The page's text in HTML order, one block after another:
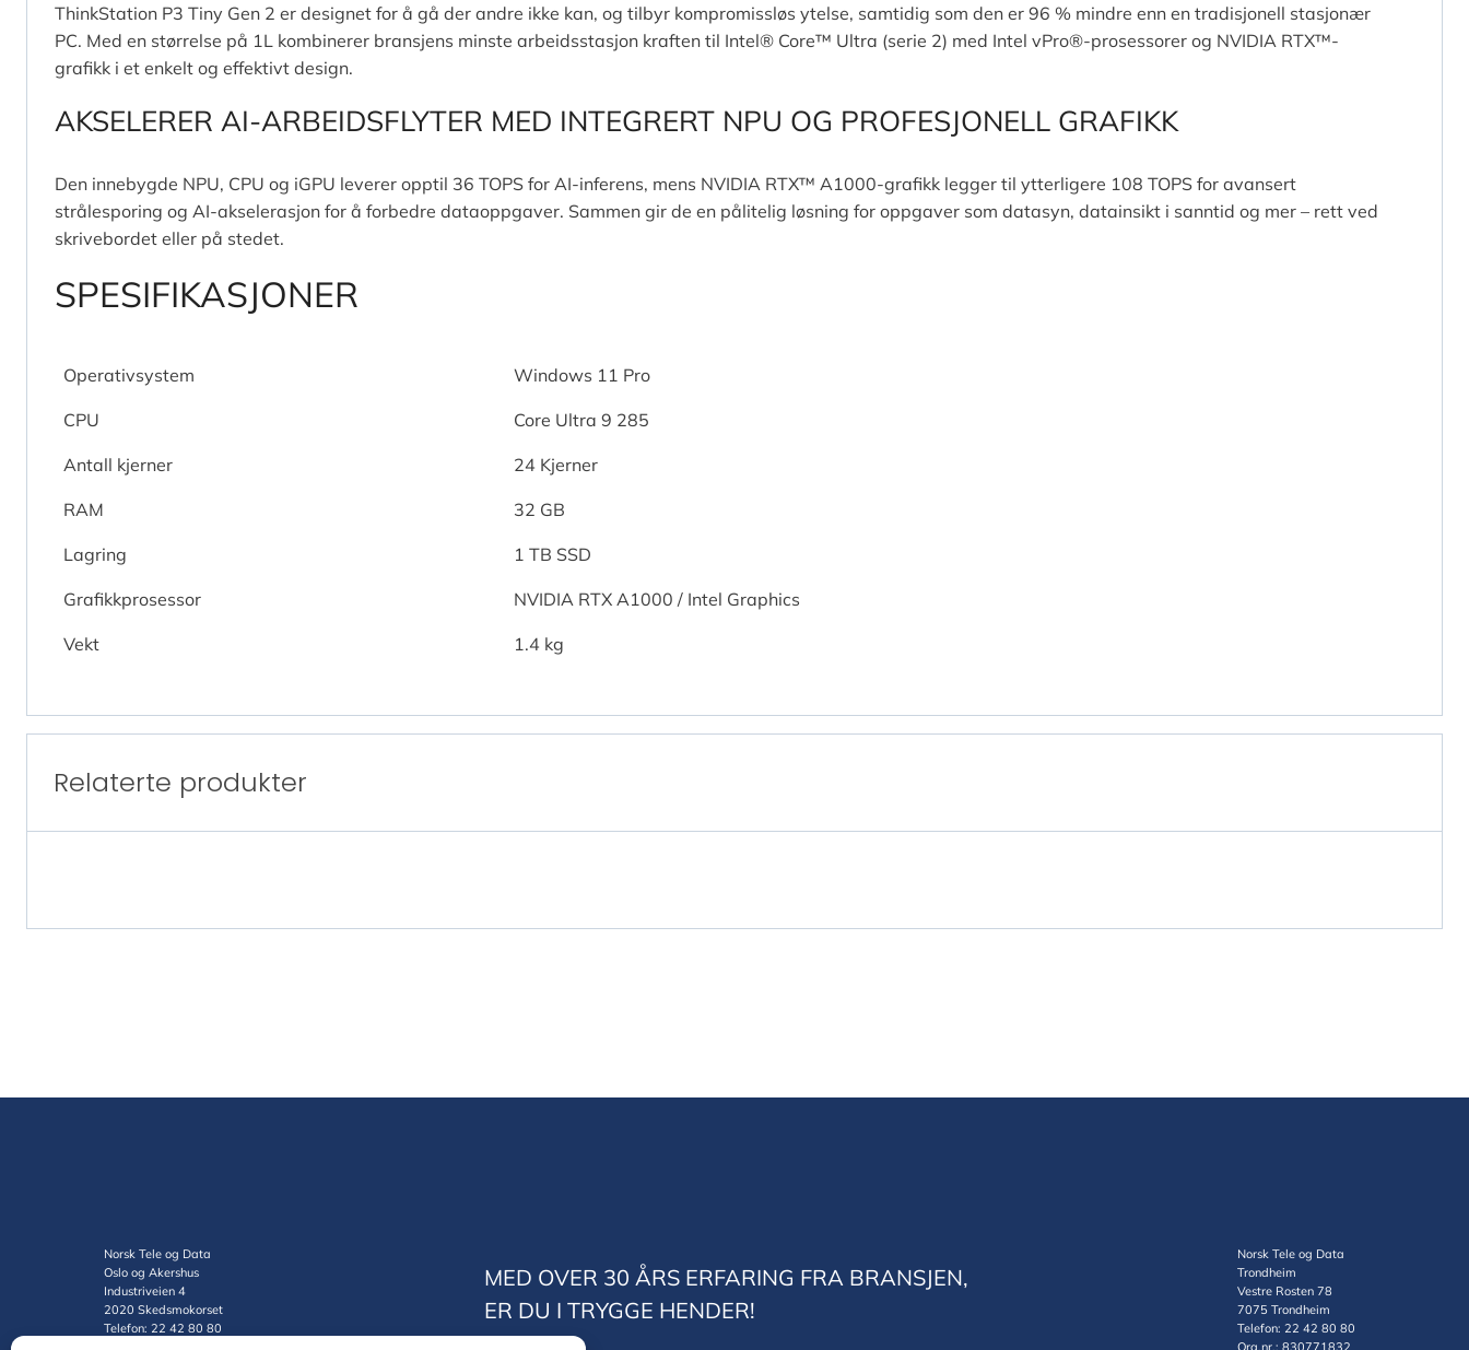
ThinkStation P3 Tiny Gen 2 er designet for å gå der andre ikke kan, og tilbyr kompromissløs ytelse, samtidig som den er 96 % mindre enn en tradisjonell stasjonær
PC. Med en størrelse på 1L kombinerer bransjens minste arbeidsstasjon kraften til Intel® Core™ Ultra (serie 2) med Intel vPro®-prosessorer og NVIDIA RTX™-
grafikk i et enkelt og effektivt design.
AKSELERER AI-ARBEIDSFLYTER MED INTEGRERT NPU OG PROFESJONELL GRAFIKK
Den innebygde NPU, CPU og iGPU leverer opptil 36 TOPS for AI-inferens, mens NVIDIA RTX™ A1000-grafikk legger til ytterligere 108 TOPS for avansert
strålesporing og AI-akselerasjon for å forbedre dataoppgaver. Sammen gir de en pålitelig løsning for oppgaver som datasyn, datainsikt i sanntid og mer – rett ved
skrivebordet eller på stedet.
SPESIFIKASJONER
Operativsystem Windows 11 Pro
CPU Core Ultra 9 285
Antall kjerner 24 Kjerner
RAM 32 GB
Lagring 1 TB SSD
Grafikkprosessor NVIDIA RTX A1000 / Intel Graphics
Vekt 1.4 kg
Relaterte produkter
Norsk Tele og Data
Oslo og Akershus
Industriveien 4
2020 Skedsmokorset
Telefon: 22 42 80 80
MED OVER 30 ÅRS ERFARING FRA BRANSJEN,
ER DU I TRYGGE HENDER!
Norsk Tele og Data
Trondheim
Vestre Rosten 78
7075 Trondheim
Telefon: 22 42 80 80
Org.nr.: 830771832